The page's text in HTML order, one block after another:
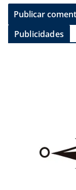
Publicidades